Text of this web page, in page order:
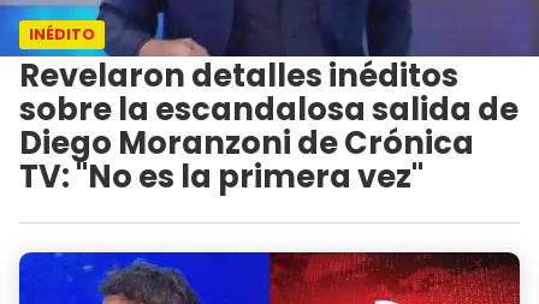
INÉDITO
Revelaron detalles inéditos
sobre la escandalosa salida de
Diego Moranzoni de Crónica
TV: "No es la primera vez"